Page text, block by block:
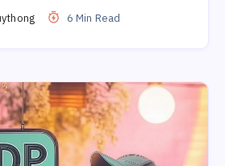
6 Min Read